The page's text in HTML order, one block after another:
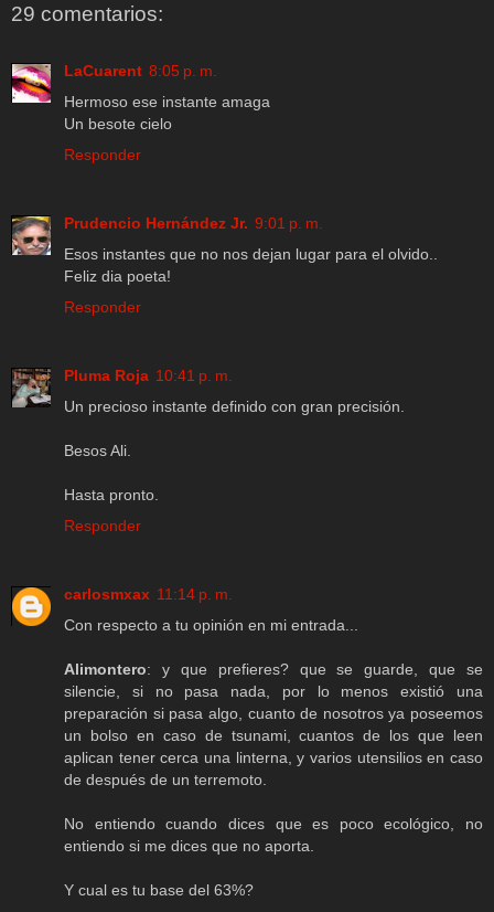
29 comentarios:
LaCuarent 8:05 p. m.
Hermoso ese instante amaga
Un besote cielo
Responder
Prudencio Hernández Jr. 9:01 p. m.
Esos instantes que no nos dejan lugar para el olvido..
Feliz dia poeta!
Responder
Pluma Roja 10:41 p. m.
Un precioso instante definido con gran precisión.
Besos Ali.
Hasta pronto.
Responder
carlosmxax 11:14 p. m.
Con respecto a tu opinión en mi entrada...
Alimontero: y que prefieres? que se guarde, que se
silencie, si no pasa nada, por lo menos existió una
preparación si pasa algo, cuanto de nosotros ya poseemos
un bolso en caso de tsunami, cuantos de los que leen
aplican tener cerca una linterna, y varios utensilios en caso
de después de un terremoto.
No entiendo cuando dices que es poco ecológico, no
entiendo si me dices que no aporta.
Y cual es tu base del 63%?